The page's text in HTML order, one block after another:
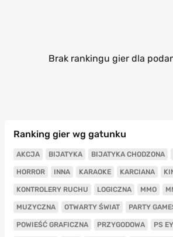
Brak rankingu gier dla
Ranking gier wg gatunku
AKCJA BIJATYKA BIJATYKA CHODZONA
HORROR INNA KARAOKE KARCIANA
KONTROLERY RUCHU LOGICZNA MMO
MUZYCZNA OTWARTY ŚWIAT PARTY
POWIEŚĆ GRAFICZNA PRZYGODOWA PS